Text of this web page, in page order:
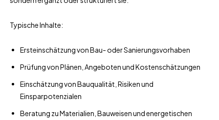
Typische Inhalte:
Ersteinschätzung von Bau- oder Sanierungsvorhaben
Prüfung von Plänen, Angeboten und Kostenschätzungen
Einschätzung von Bauqualität, Risiken und
Einsparpotenzialen
Beratung zu Materialien, Bauweisen und energetischen